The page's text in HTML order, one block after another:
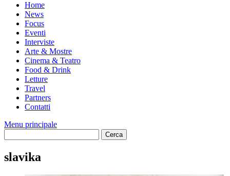
Home
News
Focus
Eventi
Interviste
Arte & Mostre
Cinema & Teatro
Food & Drink
Letture
Travel
Partners
Contatti
Menu principale
slavika